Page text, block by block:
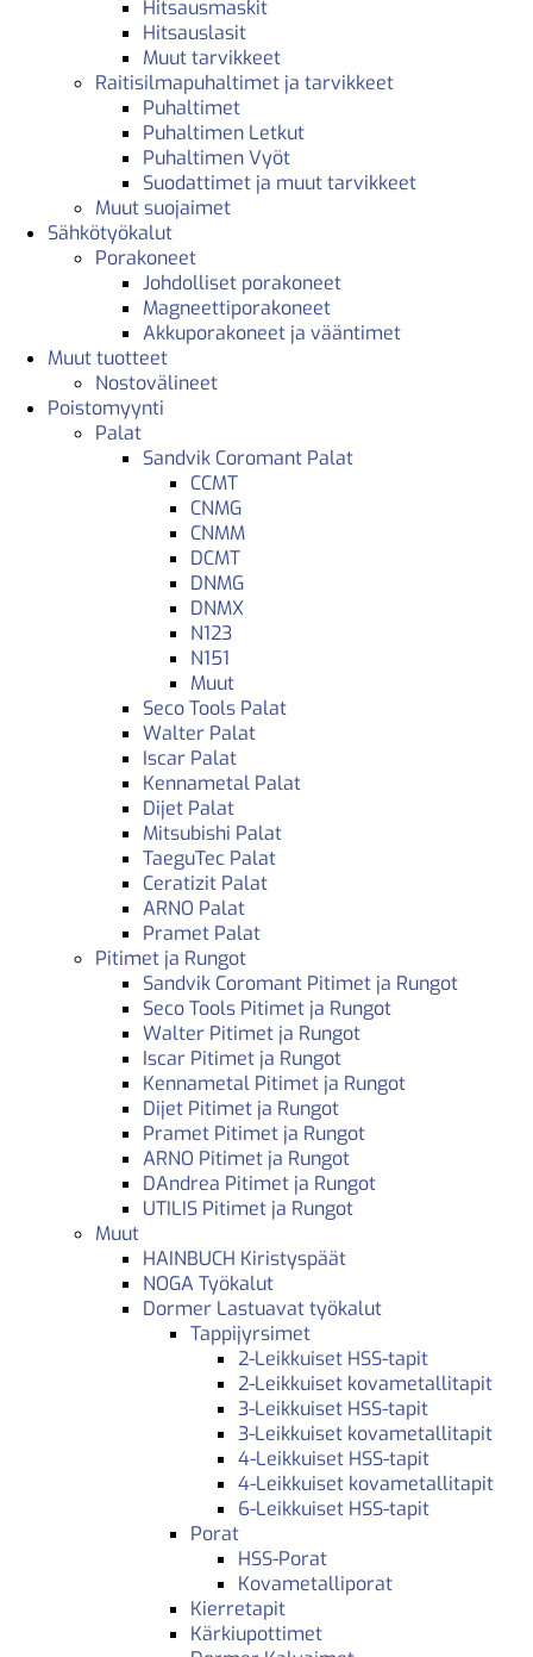
Hitsausmaskit
Hitsauslasit
Muut tarvikkeet
Raitisilmapuhaltimet ja tarvikkeet
Puhaltimet
Puhaltimen Letkut
Puhaltimen Vyöt
Suodattimet ja muut tarvikkeet
Muut suojaimet
Sähkötyökalut
Porakoneet
Johdolliset porakoneet
Magneettiporakoneet
Akkuporakoneet ja vääntimet
Muut tuotteet
Nostovälineet
Poistomyynti
Palat
Sandvik Coromant Palat
CCMT
CNMG
CNMM
DCMT
DNMG
DNMX
N123
N151
Muut
Seco Tools Palat
Walter Palat
Iscar Palat
Kennametal Palat
Dijet Palat
Mitsubishi Palat
TaeguTec Palat
Ceratizit Palat
ARNO Palat
Pramet Palat
Pitimet ja Rungot
Sandvik Coromant Pitimet ja Rungot
Seco Tools Pitimet ja Rungot
Walter Pitimet ja Rungot
Iscar Pitimet ja Rungot
Kennametal Pitimet ja Rungot
Dijet Pitimet ja Rungot
Pramet Pitimet ja Rungot
ARNO Pitimet ja Rungot
DAndrea Pitimet ja Rungot
UTILIS Pitimet ja Rungot
Muut
HAINBUCH Kiristyspäät
NOGA Työkalut
Dormer Lastuavat työkalut
Tappijyrsimet
2-Leikkuiset HSS-tapit
2-Leikkuiset kovametallitapit
3-Leikkuiset HSS-tapit
3-Leikkuiset kovametallitapit
4-Leikkuiset HSS-tapit
4-Leikkuiset kovametallitapit
6-Leikkuiset HSS-tapit
Porat
HSS-Porat
Kovametalliporat
Kierretapit
Kärkiupottimet